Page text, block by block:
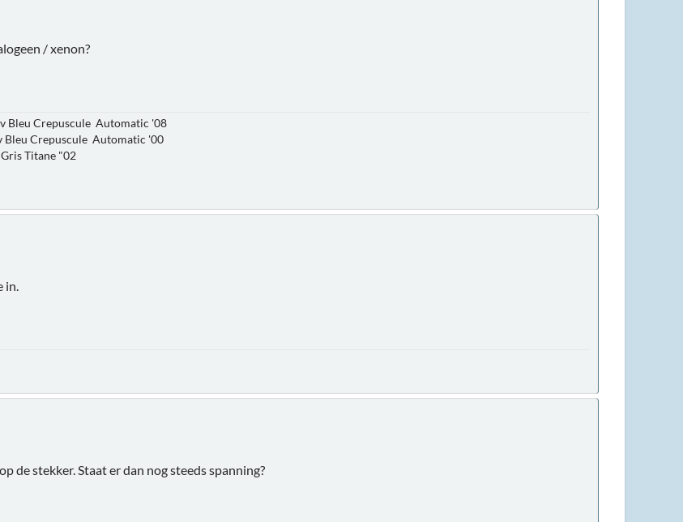
/ xenon?
Crepuscule Automatic '08
Crepuscule Automatic '00
Titane "02
in.
de stekker. Staat er dan nog steeds spanning?